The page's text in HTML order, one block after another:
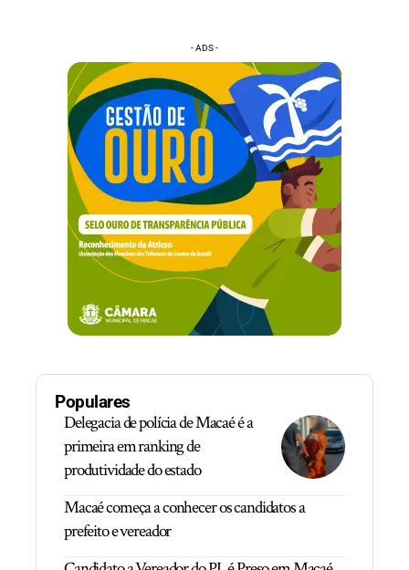
- ADS -
Populares
Delegacia de polícia de Macaé é a
primeira em ranking de
produtividade do estado
Macaé começa a conhecer os candidatos a
prefeito e vereador